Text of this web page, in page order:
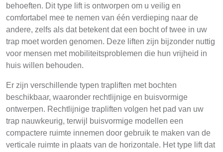
behoeften. Dit type lift is ontworpen om u veilig en
comfortabel mee te nemen van één verdieping naar de
andere, zelfs als dat betekent dat een bocht of twee in uw
trap moet worden genomen. Deze liften zijn bijzonder nuttig
voor mensen met mobiliteitsproblemen die hun vrijheid in
huis willen behouden.
Er zijn verschillende typen trapliften met bochten
beschikbaar, waaronder rechtlijnige en buisvormige
ontwerpen. Rechtlijnige trapliften volgen het pad van uw
trap nauwkeurig, terwijl buisvormige modellen een
compactere ruimte innemen door gebruik te maken van de
verticale ruimte in plaats van de horizontale. Het type lift dat